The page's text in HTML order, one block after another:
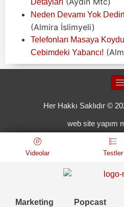
Neden Devamı Yok
(Almira İslimyeli)
Telefonları Masaya
Cebimdeki Yabancı!
Her Hakkı Saklıdır ©
web site yapım
Videolar Testler
Marketing Popcast